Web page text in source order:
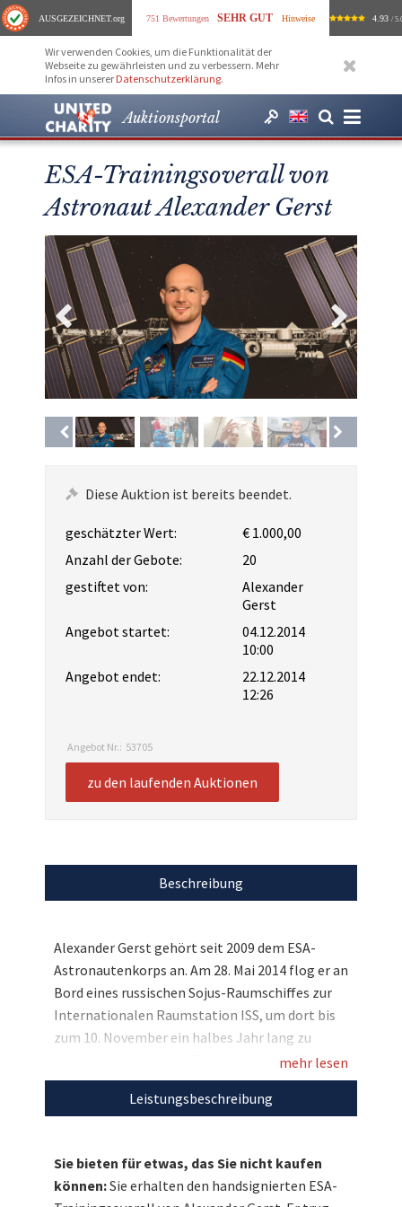
AUSGEZEICHNET.org 751 Bewertungen SEHR GUT Hinweise 4.93 /
Wir verwenden Cookies, um die Funktionalität der
Webseite zu gewährleisten und zu verbessern. Mehr
Infos in unserer Datenschutzerklärung.
Auktionsportal
ESA-Trainingsoverall von
Astronaut Alexander Gerst
Diese Auktion ist bereits beendet.
geschätzter Wert:
€ 1.000,00
Anzahl der Gebote:
20
gestiftet von:
Alexander
Gerst
Angebot startet:
04.12.2014
10:00
Angebot endet:
22.12.2014
12:26
Angebot Nr.: 53705
zu den laufenden Auktionen
Beschreibung
Alexander Gerst gehört seit 2009 dem ESA-
Astronautenkorps an. Am 28. Mai 2014 flog er an
Bord eines russischen Sojus-Raumschiffes zur
Internationalen Raumstation ISS, um dort bis
zum 10. November ein halbes Jahr lang zu
leben und zu arbeiten. Er ist damit der elfte
Deutsche im All und der dritte deutsche
Raumfahrer auf der ISS. Gemeinsam mit UNICEF
wissenschaftlichen Arbeit – auch auf die
schwierige Lage vieler Kinder weltweit
mehr lesen
Leistungsbeschreibung
Sie bieten für etwas, das Sie nicht kaufen
können:Sie erhalten den handsignierten ESA-